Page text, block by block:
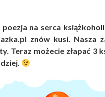
na serca
znów kusi. Nasza
Teraz możecie złapać 3